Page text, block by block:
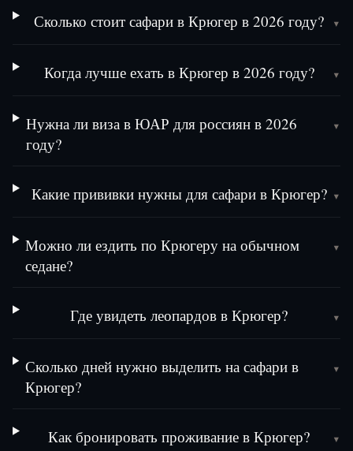
Сколько стоит сафари в Крюгер в 2026 году? ▾
Когда лучше ехать в Крюгер в 2026 году? ▾
Нужна ли виза в ЮАР для россиян в 2026
году?
▾
Какие прививки нужны для сафари в Крюгер? ▾
Можно ли ездить по Крюгеру на обычном
седане?
▾
Где увидеть леопардов в Крюгер? ▾
Сколько дней нужно выделить на сафари в
Крюгер?
▾
Как бронировать проживание в Крюгер? ▾